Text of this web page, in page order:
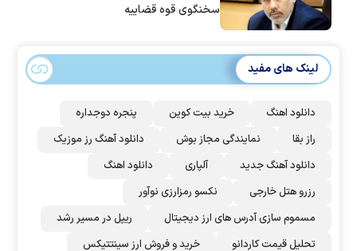
سخنگوی قوه قضاییه
لینک های مفید
دانلود اهنگ خرید بیت کوین
پنجره دوجداره
راز بقا
نمایندگی مجاز بوش
دانلود آهنگ رز‌ موزیک
دانلود آهنگ جدید
آلپاری
دانلود اهنگ
رزرو هتل خارجی
نکسو رمزارزی نوآور
مسموم سازی آدرس های ارز دیجیتال
ریپل در مسیر رشد
تحلیل قیمت کاردانو
خرید و فروش ارز سینتتیکس